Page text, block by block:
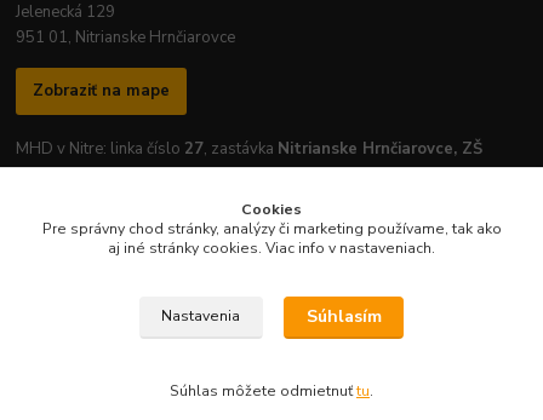
Jelenecká 129
951 01, Nitrianske Hrnčiarovce
Zobraziť na mape
MHD v Nitre: linka číslo 27, zastávka Nitrianske Hrnčiarovce, ZŠ
Otváracie hodiny prevádzky:
Cookies
Pre správny chod stránky, analýzy či marketing používame, tak ako
aj iné stránky cookies. Viac info v nastaveniach.
Nastavenia Súhlasím
Súhlas môžete odmietnuťtu.